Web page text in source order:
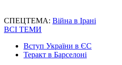
СПЕЦТЕМА: Війна в Ірані
ВСІ ТЕМИ
Вступ України в ЄС
Теракт в Барселоні